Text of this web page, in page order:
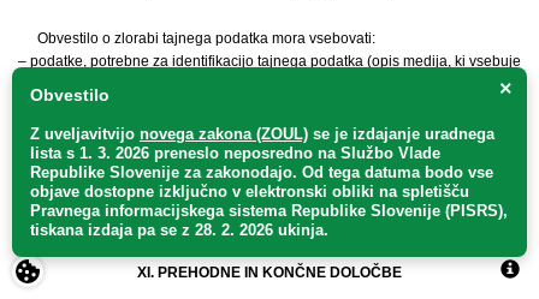
Obvestilo o zlorabi tajnega podatka mora vsebovati:
– podatke, potrebne za identifikacijo tajnega podatka (opis medija, ki vsebuje
tajni podatek, vključno s stopnjo tajnosti podatka, šifro in datumom
dokumenta, številko kopije, lastnikom in kratko vsebino),
– kratek opis okoliščin, v katerih so bili zlorabljeni tajni podatki, in če je
znano, število oseb, ki so ali bi lahko imele dostop do tajnega podatka,
– ali je bil lastnik podatkov obveščen,
– postopke in ukrepe, ki so bili izvedeni, da se prepreči nadaljnja zloraba
tajnih podatkov.
XI. PREHODNE IN KONČNE DOLOČBE
×
Obvestilo
Z uveljavitvijo novega zakona (ZOUL) se je izdajanje uradnega
lista s 1. 3. 2026 preneslo neposredno na Službo Vlade
Republike Slovenije za zakonodajo. Od tega datuma bodo vse
objave dostopne izključno v elektronski obliki na spletišču
Pravnega informacijskega sistema Republike Slovenije (PISRS),
tiskana izdaja pa se z 28. 2. 2026 ukinja.